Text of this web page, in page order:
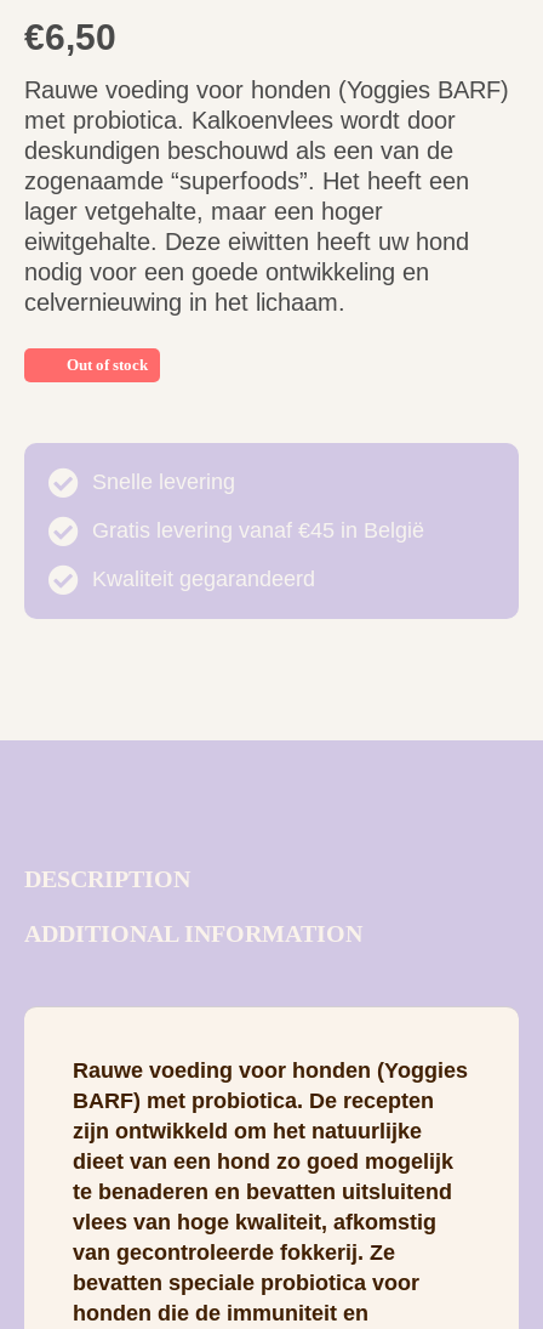
€6,50
Rauwe voeding voor honden (Yoggies BARF)
met probiotica. Kalkoenvlees wordt door
deskundigen beschouwd als een van de
zogenaamde “superfoods”. Het heeft een
lager vetgehalte, maar een hoger
eiwitgehalte. Deze eiwitten heeft uw hond
nodig voor een goede ontwikkeling en
celvernieuwing in het lichaam.
Out of stock
Snelle levering
Gratis levering vanaf €45 in België
Kwaliteit gegarandeerd
DESCRIPTION
ADDITIONAL INFORMATION
Rauwe voeding voor honden (Yoggies
BARF) met probiotica. De recepten
zijn ontwikkeld om het natuurlijke
dieet van een hond zo goed mogelijk
te benaderen en bevatten uitsluitend
vlees van hoge kwaliteit, afkomstig
van gecontroleerde fokkerij. Ze
bevatten speciale probiotica voor
honden die de immuniteit en